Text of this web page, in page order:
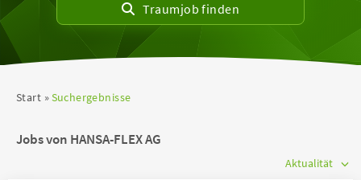
Start Suchergebnisse
Jobs von HANSA-FLEX AG